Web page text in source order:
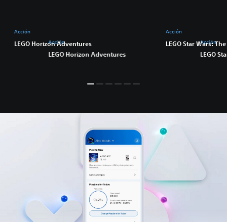
Acción
LEGO Horizon Adventures
Acción
LEGO
Acción
LEGO Horizon Adventures
Acción
LEGO Star Wars: